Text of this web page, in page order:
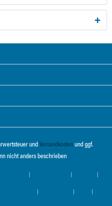
undVersandkostenund ggf.
nicht anders beschrieben